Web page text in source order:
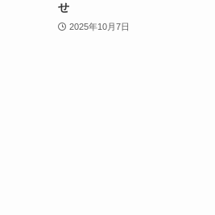
せ
2025年10月7日